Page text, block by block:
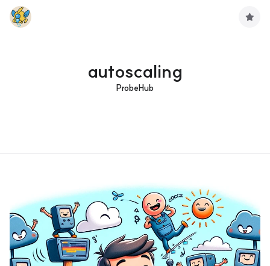
autoscaling
ProbeHub
구